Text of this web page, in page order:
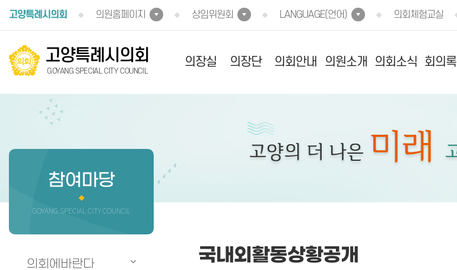
고양특례시의회
의원홈페이지 상임위원회 LANGUAGE(언어) 의회체험교실
고양특례시의회
GOYANG SPECIAL CITY COUNCIL
의장실 의장단 의회안내 의원소개 의회소식 회의록
참여마당
GOYANG SPECIAL CITY COUNCIL
의회에바란다 국내외활동상황공개